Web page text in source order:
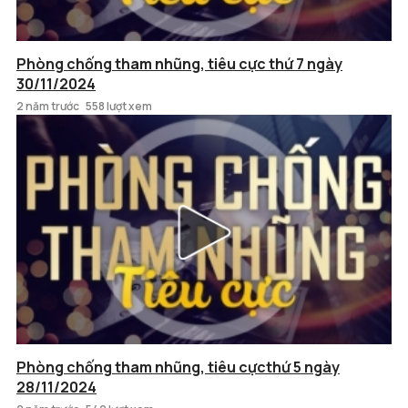
Phòng chống tham nhũng, tiêu cực thứ 7 ngày
30/11/2024
2 năm trước 558 lượt xem
Phòng chống tham nhũng, tiêu cựcthứ 5 ngày
28/11/2024